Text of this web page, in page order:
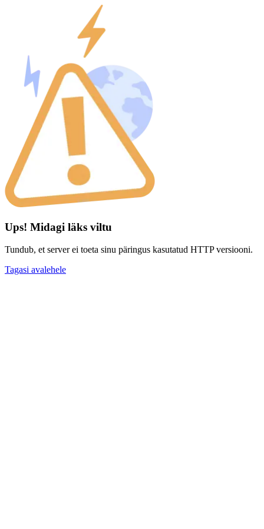
Ups! Midagi läks viltu
Tundub, et server ei toeta sinu päringus kasutatud HTTP versiooni.
Tagasi avalehele